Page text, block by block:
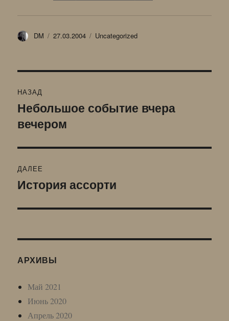
Автор
DM Опубликовано
27.03.2004 Рубрики
Uncategorized
по
записям
НАЗАД
Предыдущая
запись:
Небольшое событие вчера
вечером
ДАЛЕЕ
Следующая
История ассорти
АРХИВЫ
Май 2021
Июнь 2020
Апрель 2020